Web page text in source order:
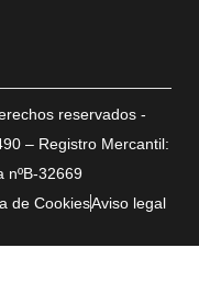
reservados -
– Registro Mercantil:
nºB-32669
de CookiesAviso legal